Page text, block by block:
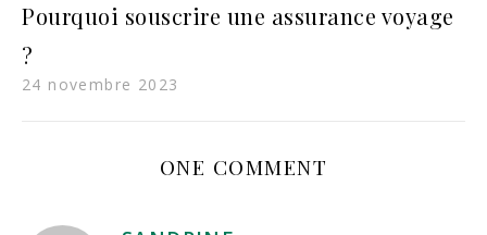
Pourquoi souscrire une assurance voyage
?
24 novembre 2023
ONE COMMENT